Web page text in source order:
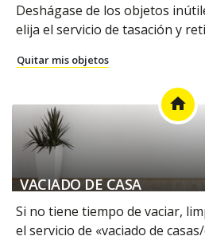
Deshágase de los objetos
elija el servicio de tasación y
Quitar mis objetos
home
VACIADO DE CASA
Si no tiene tiempo de vaciar,
el servicio de «vaciado de